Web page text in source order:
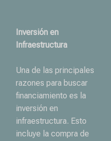
Inversión en
Infraestructura
Una de las principales
razones para buscar
financiamiento es la
inversión en
infraestructura. Esto
incluye la compra de